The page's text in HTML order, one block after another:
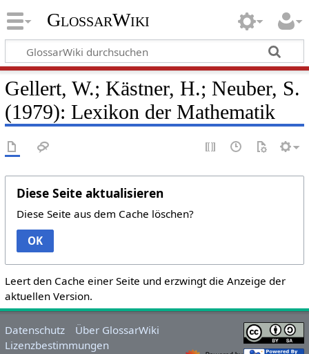
GlossarWiki
Gellert, W.; Kästner, H.; Neuber, S.
(1979): Lexikon der Mathematik
Diese Seite aktualisieren
Diese Seite aus dem Cache löschen?
OK
Leert den Cache einer Seite und erzwingt die Anzeige der
aktuellen Version.
Datenschutz
Über GlossarWiki
Lizenzbestimmungen